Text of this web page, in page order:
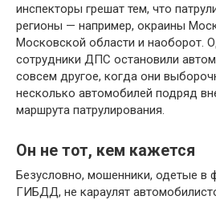
инспекторы грешат тем, что
регионы — например, окраины
Московской области и наоборот.
сотрудники ДПС остановили
совсем другое, когда они
несколько автомобилей подряд
маршрута патрулирования.
Он не тот, кем кажется
Безусловно, мошенники, одетые в
ГИБДД, не караулят